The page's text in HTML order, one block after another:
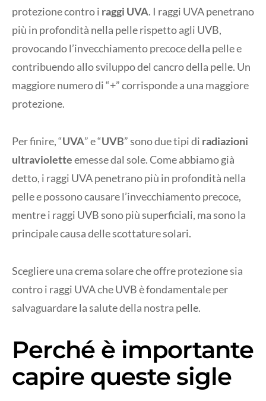
protezione contro i raggi UVA. I raggi UVA penetrano
più in profondità nella pelle rispetto agli UVB,
provocando l’invecchiamento precoce della pelle e
contribuendo allo sviluppo del cancro della pelle. Un
maggiore numero di “+” corrisponde a una maggiore
protezione.
Per finire, “UVA” e “UVB” sono due tipi di radiazioni
ultravioletteemesse dal sole. Come abbiamo già
detto, i raggi UVA penetrano più in profondità nella
pelle e possono causare l’invecchiamento precoce,
mentre i raggi UVB sono più superficiali, ma sono la
principale causa delle scottature solari.
Scegliere una crema solare che offre protezione sia
contro i raggi UVA che UVB è fondamentale per
salvaguardare la salute della nostra pelle.
Perché è importante
capire queste sigle